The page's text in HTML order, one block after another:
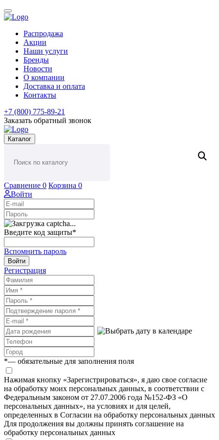
Распродажа
Акции
Наши услуги
Бренды
Новости
О компании
Доставка и оплата
Контакты
+7 (800) 775-89-21
Заказать обратный звонок
Каталог
Сравнение 0 Корзина 0
Войти
Введите код защиты*
Вспомнить пароль
Войти
Регистрация
*— обязательные для заполнения поля
Нажимая кнопку «Зарегистрироваться», я даю свое согласие
на обработку моих персональных данных, в соответствии с
Федеральным законом от 27.07.2006 года №152-ФЗ «О
персональных данных», на условиях и для целей,
определенных в Согласии на обработку персональных данных
Для продолжения вы должны принять соглашение на
обработку персональных данных